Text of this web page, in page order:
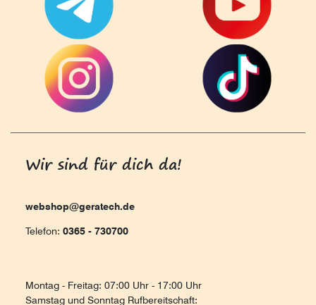
Wir sind für dich da!
webshop@geratech.de
Telefon: 0365 - 730700
Montag - Freitag: 07:00 Uhr - 17:00 Uhr
Samstag und Sonntag Rufbereitschaft: